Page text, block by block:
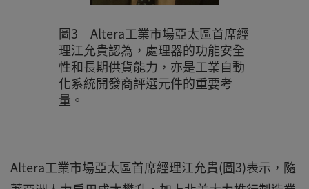
圖3 Altera工業市場亞太區首席經
理江允貴認為，處理器的功能安全
性和長期供貨能力，亦是工業自動
化系統開發商評選元件的重要考
量。
Altera工業市場亞太區首席經理江允貴(圖3)表示，隨